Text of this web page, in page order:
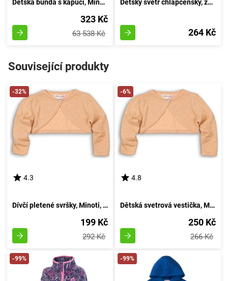
Dětská bunda s kapucí, Minoti, 8GZTHRU 6, béžová - velikost 98/104 | pro věk 3-4 let
323 Kč
63 538 Kč
Dětský svetr chlapčenský, značky Minoti, model BRO 6, barva khaki - velikost 92/98 | pro věk 2-3 let
264 Kč
Související produkty
-32%
4.3
Dívčí pletené svršky, Minoti, ZAČAROVANÉ 2, zlaté - velikost 98/104 | pro věk 3-4 let
199 Kč
292 Kč
-6%
4.8
Dětská svetrová vestička, Minoti, ZAČAROVANÁ 2, zlatá - 92/98 | 2/3let
250 Kč
266 Kč
-99% -99%